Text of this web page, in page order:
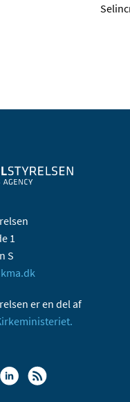
1
S
er en del af